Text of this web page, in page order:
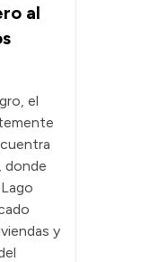
al
el
donde
y